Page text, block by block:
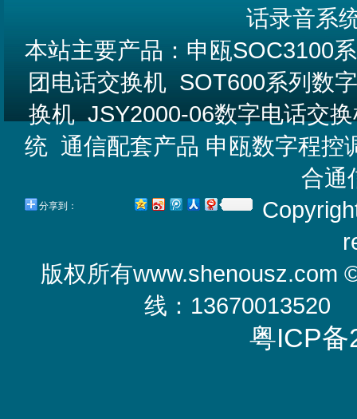
话录音系
本站主要产品： 申瓯SOC3100
团电话交换机 SOT600系列数
换机 JSY2000-06数字电话交
统 通信配套产品 申瓯数字程控
合通
分享到：
版权所有www.shenousz.com
线：13670013520
粤ICP备